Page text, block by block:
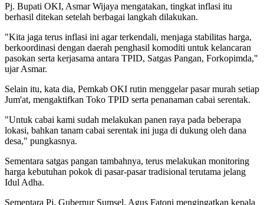
Pj. Bupati OKI, Asmar Wijaya mengatakan, tingkat inflasi itu
berhasil ditekan setelah berbagai langkah dilakukan.
"Kita jaga terus inflasi ini agar terkendali, menjaga stabilitas harga,
berkoordinasi dengan daerah penghasil komoditi untuk kelancaran
pasokan serta kerjasama antara TPID, Satgas Pangan, Forkopimda,"
ujar Asmar.
Selain itu, kata dia, Pemkab OKI rutin menggelar pasar murah setiap
Jum'at, mengaktifkan Toko TPID serta penanaman cabai serentak.
"Untuk cabai kami sudah melakukan panen raya pada beberapa
lokasi, bahkan tanam cabai serentak ini juga di dukung oleh dana
desa," pungkasnya.
Sementara satgas pangan tambahnya, terus melakukan monitoring
harga kebutuhan pokok di pasar-pasar tradisional terutama jelang
Idul Adha.
Sementara Pj. Gubernur Sumsel, Agus Fatoni mengingatkan kepala